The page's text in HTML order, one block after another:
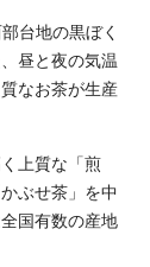
台地の黒ぼく
昼と夜の気温
なお茶が生産
上質な「煎
ぶせ茶」を中
国有数の産地